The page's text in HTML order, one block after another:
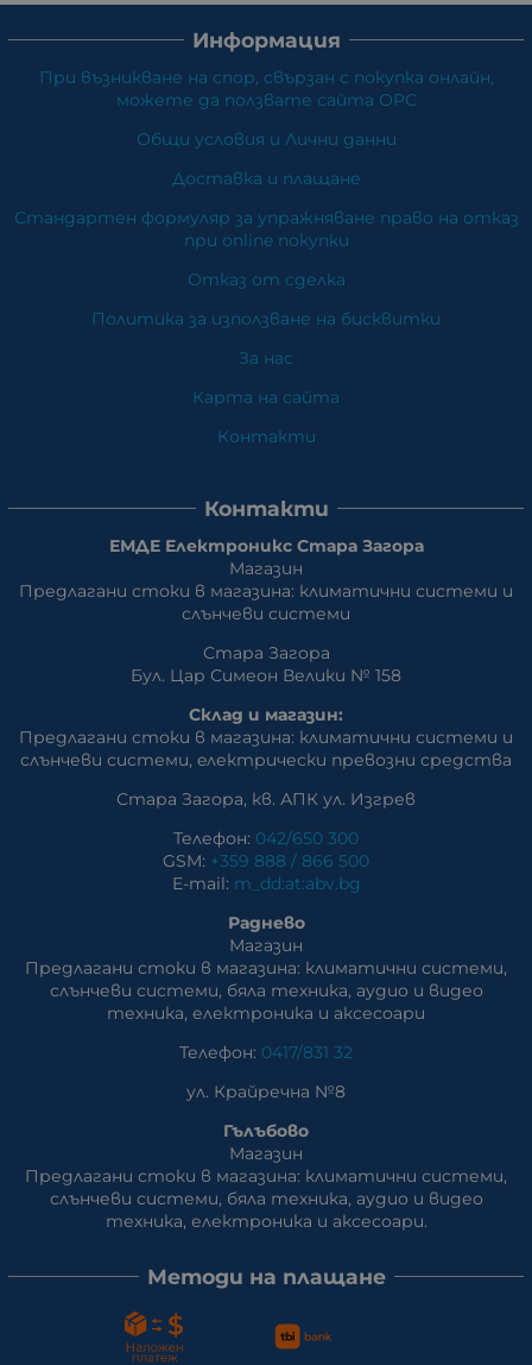
Информация
При възникване на спор, свързан с покупка онлайн,
можете да ползвате сайта ОРС
Общи условия и Лични данни
Доставка и плащане
Стандартен формуляр за упражняване право на отказ
при online покупки
Отказ от сделка
Политика за използване на бисквитки
За нас
Карта на сайта
Контакти
Контакти
ЕМДЕ Електроникс Стара Загора
Магазин
Предлагани стоки в магазина: климатични системи и
слънчеви системи
Стара Загора
Бул. Цар Симеон Велики № 158
Склад и магазин:
Предлагани стоки в магазина: климатични системи и
слънчеви системи, eлектрически превозни средства
Стара Загора, кв. АПК ул. Изгрев
Телефон: 042/650 300
GSM: +359 888 / 866 500
E-mail: m_dd:at:abv.bg
Раднево
Магазин
Предлагани стоки в магазина: климатични системи,
слънчеви системи, бяла техника, аудио и видео
техника, електроника и аксесоари
Телефон: 0417/831 32
ул. Крайречна №8
Гълъбово
Магазин
Предлагани стоки в магазина: климатични системи,
слънчеви системи, бяла техника, аудио и видео
техника, електроника и аксесоари.
Методи на плащане